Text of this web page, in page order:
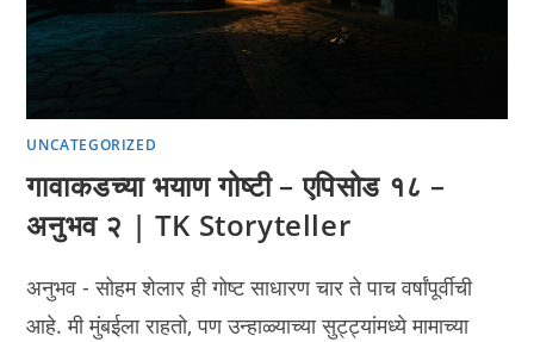
UNCATEGORIZED
गावाकडच्या भयाण गोष्टी – एपिसोड १८ –
अनुभव २ | TK Storyteller
अनुभव - सोहम शेलार ही गोष्ट साधारण चार ते पाच वर्षांपूर्वीची
आहे. मी मुंबईला राहतो, पण उन्हाळ्याच्या सुट्ट्यांमध्ये मामाच्या